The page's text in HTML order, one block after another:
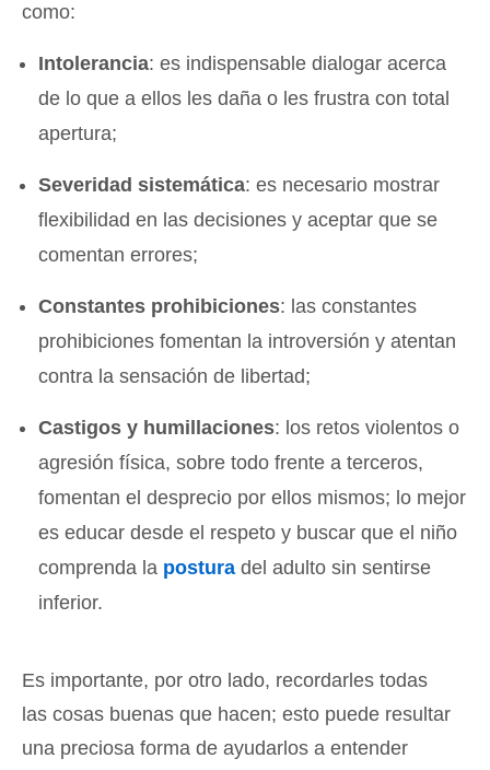
como:
Intolerancia: es indispensable dialogar acerca
de lo que a ellos les daña o les frustra con total
apertura;
Severidad sistemática: es necesario mostrar
flexibilidad en las decisiones y aceptar que se
comentan errores;
Constantes prohibiciones: las constantes
prohibiciones fomentan la introversión y atentan
contra la sensación de libertad;
Castigos y humillaciones: los retos violentos o
agresión física, sobre todo frente a terceros,
fomentan el desprecio por ellos mismos; lo mejor
es educar desde el respeto y buscar que el niño
comprenda la postura del adulto sin sentirse
inferior.
Es importante, por otro lado, recordarles todas
las cosas buenas que hacen; esto puede resultar
una preciosa forma de ayudarlos a entender